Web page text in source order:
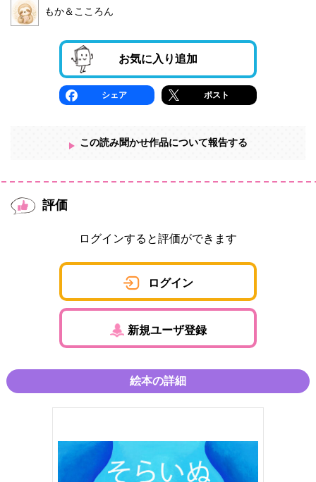
もか＆こころん
お気に入り追加
シェア ポスト
この読み聞かせ作品について報告する
評価
ログインすると評価ができます
ログイン
新規ユーザ登録
絵本の詳細